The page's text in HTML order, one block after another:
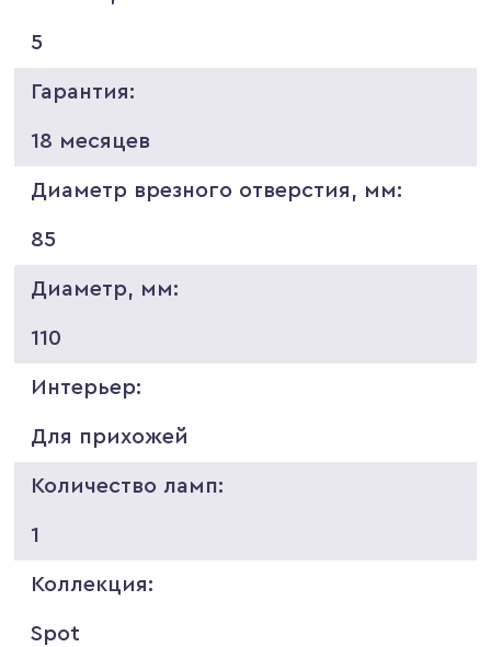
5
Гарантия:
18 месяцев
Диаметр врезного отверстия, мм:
85
Диаметр, мм:
110
Интерьер:
Для прихожей
Количество ламп:
1
Коллекция:
Spot